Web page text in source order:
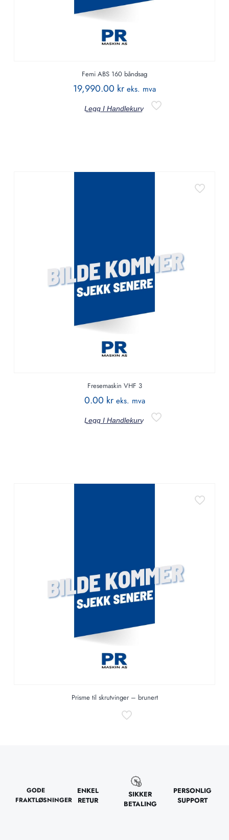
Femi ABS 160 båndsag
19,990.00 kr eks. mva
Legg I Handlekurv
Fresemaskin VHF 3
0.00 kr eks. mva
Legg I Handlekurv
Prisme til skrutvinger – brunert
GODE
FRAKTLØSNINGER
ENKEL
RETUR
SIKKER
BETALING
PERSONLIG
SUPPORT